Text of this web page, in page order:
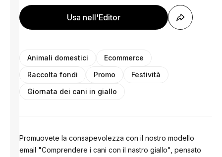
Usa nell'Editor
Animali domestici
Ecommerce
Raccolta fondi
Promo
Festività
Giornata dei cani in giallo
Promuovete la consapevolezza con il nostro modello
email "Comprendere i cani con il nastro giallo", pensato